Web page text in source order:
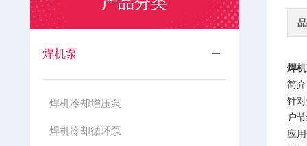
焊机泵
焊机冷却增压泵
焊机冷却循环泵
焊
简
针
户
应